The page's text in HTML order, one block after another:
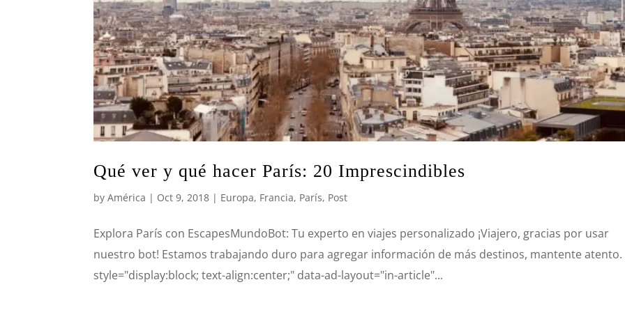
Qué ver y qué hacer París: 20 Imprescindibles
byAmérica | Oct 9, 2018 | Europa, Francia, París, Post
Explora París con EscapesMundoBot: Tu experto en viajes personalizado ¡Viajero, gracias por usar
nuestro bot! Estamos trabajando duro para agregar información de más destinos, mantente atento.
style="display:block; text-align:center;" data-ad-layout="in-article"...